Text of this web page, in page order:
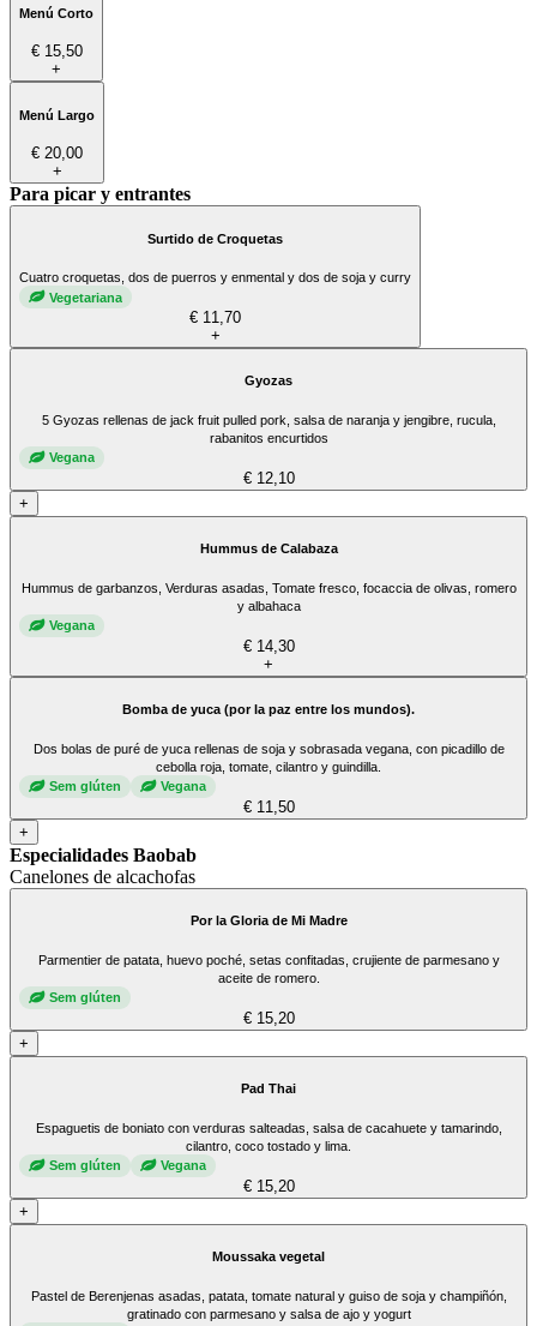
Menú Corto
€ 15,50
+
Menú Largo
€ 20,00
+
Para picar y entrantes
Surtido de Croquetas
Cuatro croquetas, dos de puerros y enmental y dos de soja y curry
Vegetariana
€ 11,70
+
Gyozas
5 Gyozas rellenas de jack fruit pulled pork, salsa de naranja y jengibre, rucula,
rabanitos encurtidos
Vegana
€ 12,10
+
Hummus de Calabaza
Hummus de garbanzos, Verduras asadas, Tomate fresco, focaccia de olivas, romero
y albahaca
Vegana
€ 14,30
+
Bomba de yuca (por la paz entre los mundos).
Dos bolas de puré de yuca rellenas de soja y sobrasada vegana, con picadillo de
cebolla roja, tomate, cilantro y guindilla.
Sem glúten
Vegana
€ 11,50
+
Especialidades Baobab
Canelones de alcachofas
Por la Gloria de Mi Madre
Parmentier de patata, huevo poché, setas confitadas, crujiente de parmesano y
aceite de romero.
Sem glúten
€ 15,20
+
Pad Thai
Espaguetis de boniato con verduras salteadas, salsa de cacahuete y tamarindo,
cilantro, coco tostado y lima.
Sem glúten
Vegana
€ 15,20
+
Moussaka vegetal
Pastel de Berenjenas asadas, patata, tomate natural y guiso de soja y champiñón,
gratinado con parmesano y salsa de ajo y yogurt